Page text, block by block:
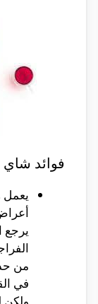
فوائد شاي
يعمل
يرجع
من
في
ولكن